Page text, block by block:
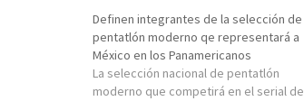
Definen integrantes de la selección de
pentatlón moderno qe representará a
México en los Panamericanos
La selección nacional de pentatlón
moderno que competirá en el serial de